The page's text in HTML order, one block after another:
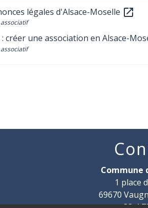
légales d'Alsace-Moselle open_in_new
créer une association en Alsace-
Commune
1 place
69670